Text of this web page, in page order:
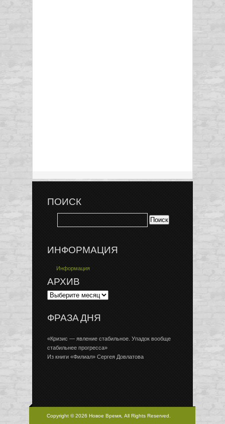
ПОИСК
ИНФОРМАЦИЯ
Информация
АРХИВ
ФРАЗА ДНЯ
«Кризис — явление стабильное. Упадок вообще
стабильнее прогресса»
Из книги «Филиал» Сергея Довлатова
Copyright © 2026 Новое Время, All Rights Reserved.